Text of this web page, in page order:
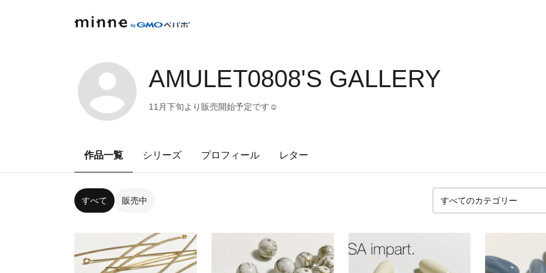
AMULET0808'S GALLERY
11月下旬より販売開始予定です☺︎
作品一覧 シリーズ プロフィール レター
すべて 販売中